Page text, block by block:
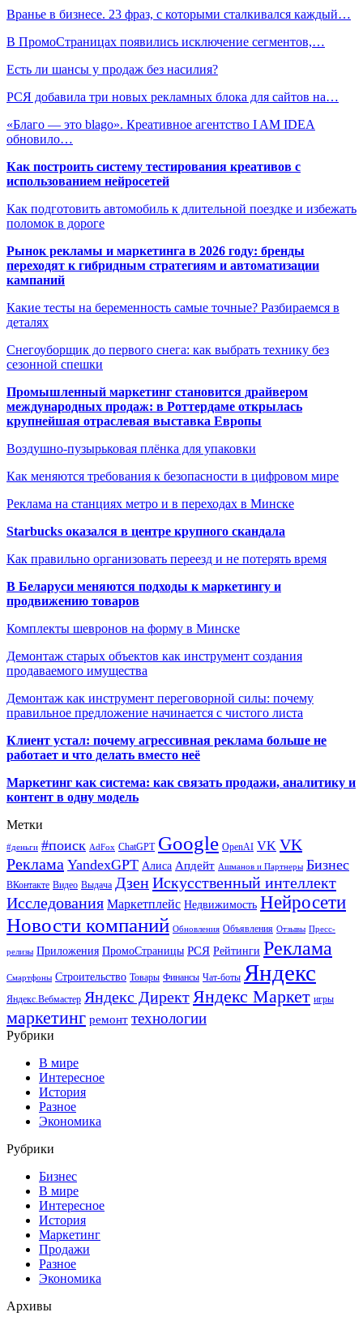
Вранье в бизнесе. 23 фраз, с которыми сталкивался каждый…
В ПромоСтраницах появились исключение сегментов,…
Есть ли шансы у продаж без насилия?
РСЯ добавила три новых рекламных блока для сайтов на…
«Благо — это blago». Креативное агентство I AM IDEA
обновило…
Как построить систему тестирования креативов с
использованием нейросетей
Как подготовить автомобиль к длительной поездке и избежать
поломок в дороге
Рынок рекламы и маркетинга в 2026 году: бренды
переходят к гибридным стратегиям и автоматизации
кампаний
Какие тесты на беременность самые точные? Разбираемся в
деталях
Снегоуборщик до первого снега: как выбрать технику без
сезонной спешки
Промышленный маркетинг становится драйвером
международных продаж: в Роттердаме открылась
крупнейшая отраслевая выставка Европы
Воздушно-пузырьковая плёнка для упаковки
Как меняются требования к безопасности в цифровом мире
Реклама на станциях метро и в переходах в Минске
Starbucks оказался в центре крупного скандала
Как правильно организовать переезд и не потерять время
В Беларуси меняются подходы к маркетингу и
продвижению товаров
Комплекты шевронов на форму в Минске
Демонтаж старых объектов как инструмент создания
продаваемого имущества
Демонтаж как инструмент переговорной силы: почему
правильное предложение начинается с чистого листа
Клиент устал: почему агрессивная реклама больше не
работает и что делать вместо неё
Маркетинг как система: как связать продажи, аналитику и
контент в одну модель
Метки
#деньги #поиск AdFox ChatGPT Google OpenAI VK VK
Реклама YandexGPT Алиса Апдейт Ашманов и Партнеры Бизнес
ВКонтакте Видео Выдача ДзенИскусственный интеллект
Исследования Маркетплейс Недвижимость Нейросети
Новости компаний Обновления Объявления Отзывы Пресс-
релизы Приложения ПромоСтраницы РСЯ Рейтинги Реклама
Смартфоны Строительство Товары Финансы Чат-боты Яндекс
Яндекс.Вебмастер Яндекс Директ Яндекс Маркет игры
маркетинг ремонт технологии
Рубрики
В мире
Интересное
История
Разное
Экономика
Рубрики
Бизнес
В мире
Интересное
История
Маркетинг
Продажи
Разное
Экономика
Архивы